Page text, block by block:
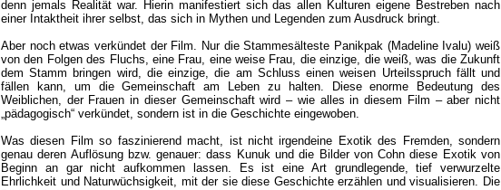
denn jemals Realität war. Hierin manifestiert sich das allen Kulturen eigene Bestreben nach
einer Intaktheit ihrer selbst, das sich in Mythen und Legenden zum Ausdruck bringt.
Aber noch etwas verkündet der Film. Nur die Stammesälteste Panikpak (Madeline Ivalu) weiß
von den Folgen des Fluchs, eine Frau, eine weise Frau, die einzige, die weiß, was die Zukunft
dem Stamm bringen wird, die einzige, die am Schluss einen weisen Urteilsspruch fällt und
fällen kann, um die Gemeinschaft am Leben zu halten. Diese enorme Bedeutung des
Weiblichen, der Frauen in dieser Gemeinschaft wird – wie alles in diesem Film – aber nicht
„pädagogisch“ verkündet, sondern ist in die Geschichte eingewoben.
Was diesen Film so faszinierend macht, ist nicht irgendeine Exotik des Fremden, sondern
genau deren Auflösung bzw. genauer: dass Kunuk und die Bilder von Cohn diese Exotik von
Beginn an gar nicht aufkommen lassen. Es ist eine Art grundlegende, tief verwurzelte
Ehrlichkeit und Naturwüchsigkeit, mit der sie diese Geschichte erzählen und visualisieren. Die